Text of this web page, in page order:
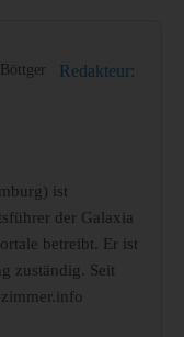
Redakteur:
ist
der Galaxia
betreibt. Er ist
zuständig. Seit